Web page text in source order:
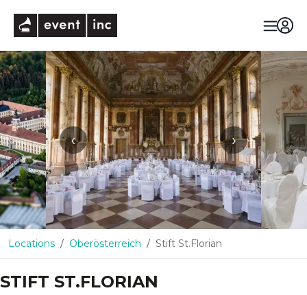
‹ ›
Locations Oberösterreich Stift St.Florian
STIFT ST.FLORIAN